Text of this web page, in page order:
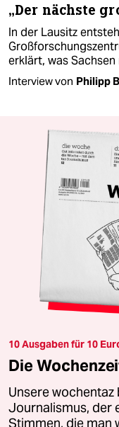
„Der nächste
In der Lausitz
erklärt, was
Interview von Philipp
10 Ausgaben für 10
Die
Unsere
Journalismus, der
Stimmen, die man